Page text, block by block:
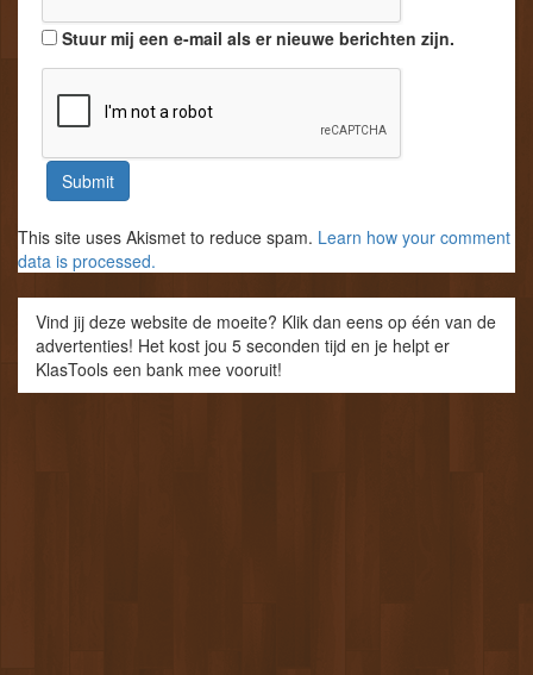
Stuur mij een e-mail als er nieuwe berichten zijn.
This site uses Akismet to reduce spam. Learn how your comment
data is processed.
Vind jij deze website de moeite? Klik dan eens op één van de
advertenties! Het kost jou 5 seconden tijd en je helpt er
KlasTools een bank mee vooruit!